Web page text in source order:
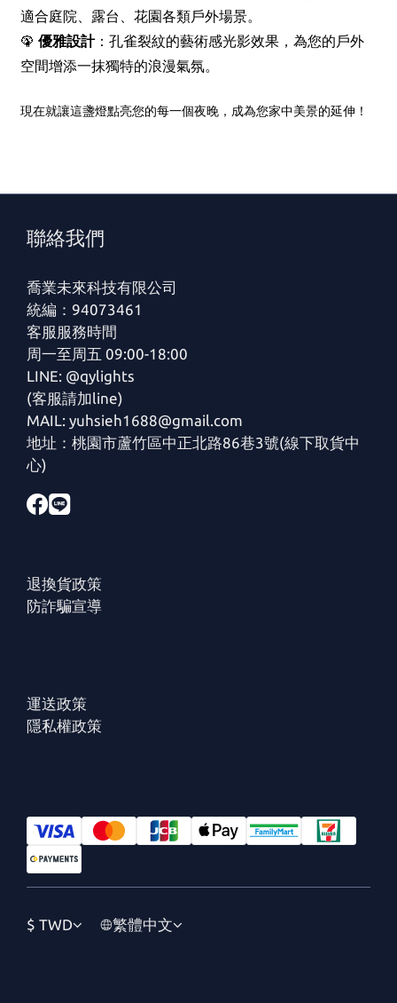
適合庭院、露台、花園各類戶外場景。
🦚 優雅設計：孔雀裂紋的藝術感光影效果，為您的戶外
空間增添一抹獨特的浪漫氣氛。
現在就讓這盞燈點亮您的每一個夜晚，成為您家中美景的延伸！
聯絡我們
喬業未來科技有限公司
統編：94073461
客服服務時間
周一至周五 09:00-18:00
LINE: @qylights
(客服請加line)
MAIL: yuhsieh1688@gmail.com
地址：桃園市蘆竹區中正北路86巷3號(線下取貨中
心)
退換貨政策
防詐騙宣導
運送政策
隱私權政策
$ TWD 繁體中文